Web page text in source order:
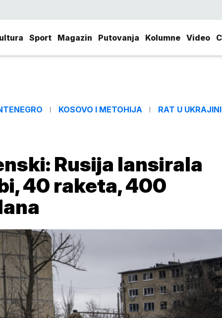
Sport Magazin Putovanja Kolumne Video
KOSOVO I METOHIJA RAT U UKRAJINI
Rusija lansirala
40 raketa, 400